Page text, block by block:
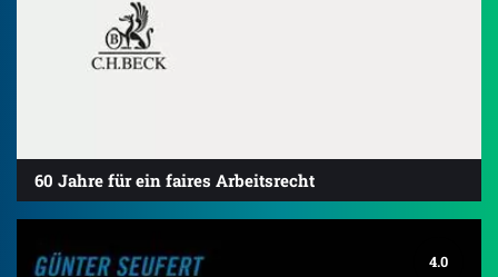
60 Jahre für ein faires Arbeitsrecht
4.0